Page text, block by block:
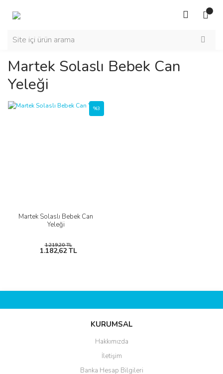
Martek Solaslı Bebek Can
Yeleği
Martek Solaslı Bebek Can
Yeleği
%3
1.219,20 TL
1.182,62 TL
KURUMSAL
Hakkımızda
İletişim
Banka Hesap Bilgileri